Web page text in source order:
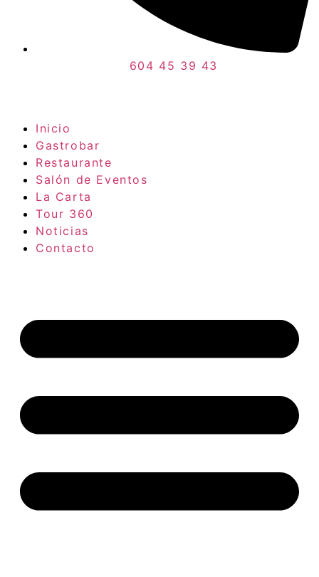
604 45 39 43
Inicio
Gastrobar
Restaurante
Salón de Eventos
La Carta
Tour 360
Noticias
Contacto